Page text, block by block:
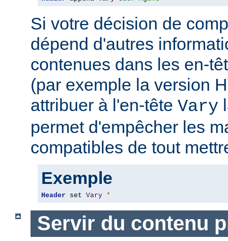
Si votre décision de
dépend d'autres
contenues dans les en-
(par exemple la version
attribuer à l'en-tête Vary
permet d'empêcher les
compatibles de tout
Exemple
Header set Vary *
Servir du contenu